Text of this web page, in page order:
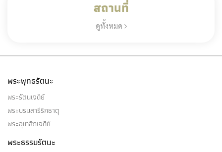
สถานที่
ดูทั้งหมด
พระพุทธรัตนะ
พระรัตนเจดีย์
พระบรมสารีริกธาตุ
พระอุเทสิกเจดีย์
พระธรรมรัตนะ